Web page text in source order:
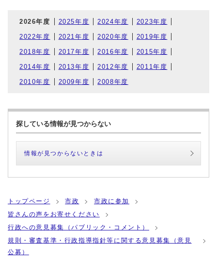
2026年度 2025年度 2024年度 2023年度
2022年度 2021年度 2020年度 2019年度
2018年度 2017年度 2016年度 2015年度
2014年度 2013年度 2012年度 2011年度
2010年度 2009年度 2008年度
探している情報が見つからない
情報が見つからないときは
トップページ 市政
市政に参加
皆さんの声をお寄せください
行政への意見募集（パブリック・コメント）
規則・審査基準・行政指導指針等に関する意見募集（意見
公募）